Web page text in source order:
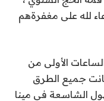
لله على مغفرةهم
الأولى من
، كانت جميع الطرق
الشاسعة في مينا